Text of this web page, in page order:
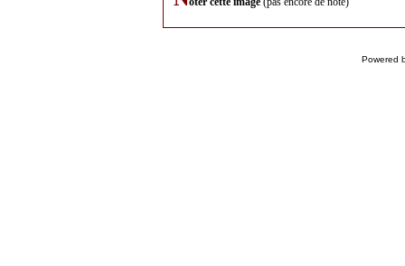
Powered